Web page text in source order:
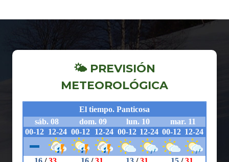
🌤 PREVISIÓN
METEOROLÓGICA